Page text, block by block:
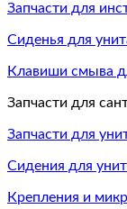
Запчасти для
Сиденья для
Клавиши смыва
Запчасти для
Запчасти для
Сидения для
Крепления и